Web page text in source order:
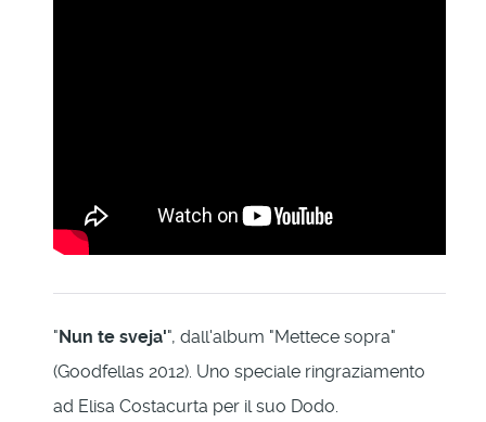
"Nun te sveja'", dall'album "Mettece sopra"
(Goodfellas 2012). Uno speciale ringraziamento
ad Elisa Costacurta per il suo Dodo.